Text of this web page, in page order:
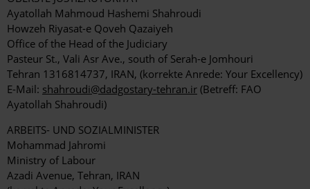
Ayatollah Mahmoud Hashemi Shahroudi
Howzeh Riyasat-e Qoveh Qazaiyeh
Office of the Head of the Judiciary
Pasteur St., Vali Asr Ave., south of Serah-e Jomhouri
Tehran 1316814737, IRAN, (korrekte Anrede: Your Excellency)
E-Mail: shahroudi@dadgostary-tehran.ir (Betreff: FAO
Ayatollah Shahroudi)
ARBEITS- UND SOZIALMINISTER
Mohammad Jahromi
Ministry of Labour
Azadi Avenue, Tehran, IRAN